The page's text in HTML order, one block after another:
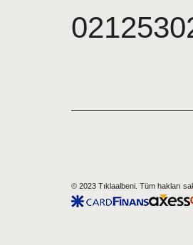
© 2023 Tıklaalbeni. Tüm hakları